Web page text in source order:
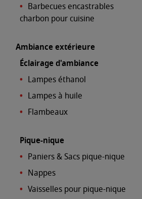
Barbecues encastrables
charbon pour cuisine
Ambiance extérieure
Éclairage d'ambiance
Lampes éthanol
Lampes à huile
Flambeaux
Pique-nique
Paniers & Sacs pique-nique
Nappes
Vaisselles pour pique-nique